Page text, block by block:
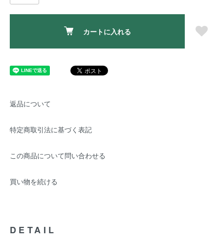
カートに入れる
返品について
特定商取引法に基づく表記
この商品について問い合わせる
買い物を続ける
DETAIL